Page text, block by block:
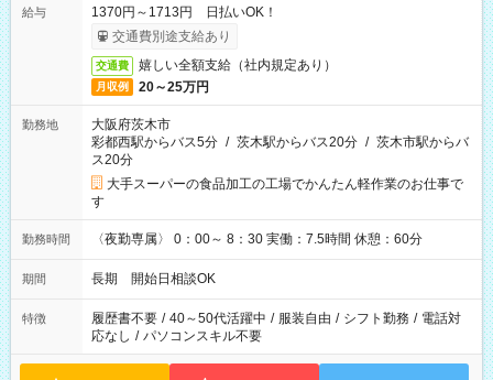
給与
1370円～1713円 日払いOK！
交通費別途支給あり
交通費 嬉しい全額支給（社内規定あり）
月収例 20～25万円
勤務地
大阪府茨木市
彩都西駅からバス5分 / 茨木駅からバス20分 / 茨木市駅からバ
ス20分
大手スーパーの食品加工の工場でかんたん軽作業のお仕事で
す
勤務時間 〈夜勤専属〉 0：00～ 8：30 実働：7.5時間 休憩：60分
期間 長期 開始日相談OK
特徴 履歴書不要 / 40～50代活躍中 / 服装自由 / シフト勤務 / 電話対
応なし / パソコンスキル不要